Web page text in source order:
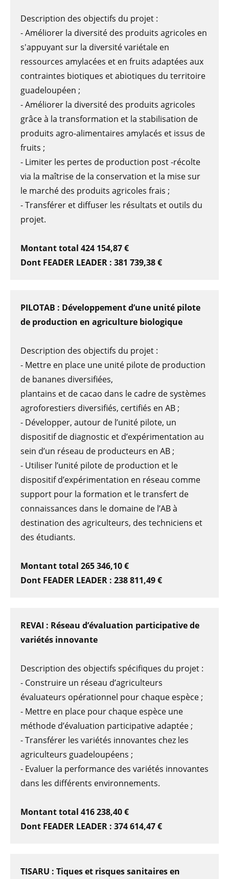
Description des objectifs du projet :
- Améliorer la diversité des produits agricoles en
s'appuyant sur la diversité variétale en
ressources amylacées et en fruits adaptées aux
contraintes biotiques et abiotiques du territoire
guadeloupéen ;
- Améliorer la diversité des produits agricoles
grâce à la transformation et la stabilisation de
produits agro-alimentaires amylacés et issus de
fruits ;
- Limiter les pertes de production post -récolte
via la maîtrise de la conservation et la mise sur
le marché des produits agricoles frais ;
- Transférer et diffuser les résultats et outils du
projet.
Montant total 424 154,87 €
Dont FEADER LEADER : 381 739,38 €
PILOTAB : Développement d’une unité pilote
de production en agriculture biologique
Description des objectifs du projet :
- Mettre en place une unité pilote de production
de bananes diversifiées,
plantains et de cacao dans le cadre de systèmes
agroforestiers diversifiés, certifiés en AB ;
- Développer, autour de l’unité pilote, un
dispositif de diagnostic et d’expérimentation au
sein d’un réseau de producteurs en AB ;
- Utiliser l’unité pilote de production et le
dispositif d’expérimentation en réseau comme
support pour la formation et le transfert de
connaissances dans le domaine de l’AB à
destination des agriculteurs, des techniciens et
des étudiants.
Montant total 265 346,10 €
Dont FEADER LEADER : 238 811,49 €
REVAI : Réseau d’évaluation participative de
variétés innovante
Description des objectifs spécifiques du projet :
- Construire un réseau d’agriculteurs
évaluateurs opérationnel pour chaque espèce ;
- Mettre en place pour chaque espèce une
méthode d’évaluation participative adaptée ;
- Transférer les variétés innovantes chez les
agriculteurs guadeloupéens ;
- Evaluer la performance des variétés innovantes
dans les différents environnements.
Montant total 416 238,40 €
Dont FEADER LEADER : 374 614,47 €
TISARU : Tiques et risques sanitaires en